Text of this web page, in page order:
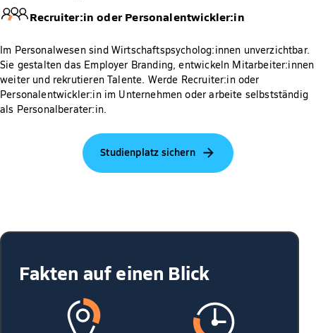
Recruiter:in oder Personalentwickler:in
Im Personalwesen sind Wirtschaftspsycholog:innen unverzichtbar.
Sie gestalten das Employer Branding, entwickeln Mitarbeiter:innen
weiter und rekrutieren Talente. Werde Recruiter:in oder
Personalentwickler:in im Unternehmen oder arbeite selbstständig
als Personalberater:in.
Studienplatz sichern
Fakten auf einen Blick